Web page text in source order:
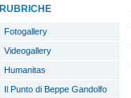
RUBRICHE
Fotogallery
Videogallery
Humanitas
Il Punto di Beppe Gandolfo